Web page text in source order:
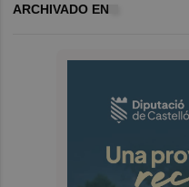
ARCHIVADO EN